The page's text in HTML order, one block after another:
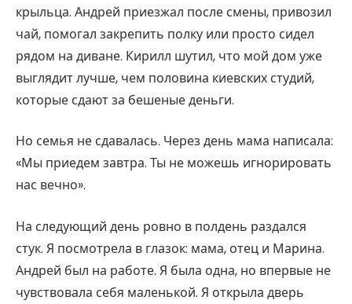
крыльца. Андрей приезжал после смены, привозил
чай, помогал закрепить полку или просто сидел
рядом на диване. Кирилл шутил, что мой дом уже
выглядит лучше, чем половина киевских студий,
которые сдают за бешеные деньги.
Но семья не сдавалась. Через день мама написала:
«Мы приедем завтра. Ты не можешь игнорировать
нас вечно».
На следующий день ровно в полдень раздался
стук. Я посмотрела в глазок: мама, отец и Марина.
Андрей был на работе. Я была одна, но впервые не
чувствовала себя маленькой. Я открыла дверь